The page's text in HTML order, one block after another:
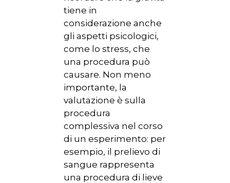
tiene in
considerazione anche
gli aspetti psicologici,
come lo stress, che
una procedura può
causare. Non meno
importante, la
valutazione è sulla
procedura
complessiva nel corso
di un esperimento: per
esempio, il prelievo di
sangue rappresenta
una procedura di lieve
CHI SIAMO
NEWS
ANIMALE
CONTATTI